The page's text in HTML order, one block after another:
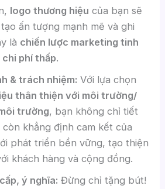
logo thương hiệu của bạn sẽ
ấn tượng mạnh mẽ và ghi
là chiến lược marketing tinh
phí thấp.
& trách nhiệm: Với lựa chọn
thân thiện với môi trường/
trường, bạn không chỉ tiết
còn khẳng định cam kết của
phát triển bền vững, tạo thiện
khách hàng và cộng đồng.
ý nghĩa: Đừng chỉ tặng bút!